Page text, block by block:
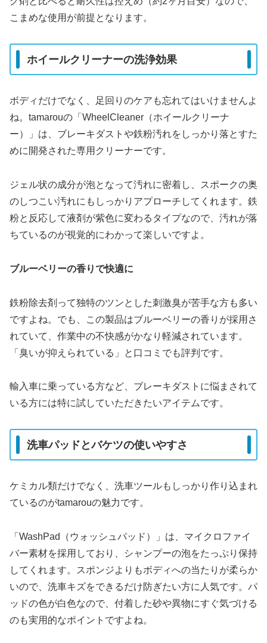
こまめな使用が前提となります。
ホイールクリーナーの洗浄効果
ボディだけでなく、足回りのケアも忘れてはいけませんよ
ね。tamarouの「WheelCleaner（ホイールクリーナ
ー）」は、ブレーキダストや鉄粉汚れをしっかり落とすた
めに開発された専用クリーナーです。
ジェル状の成分が泡となって汚れに密着し、スポークの奥
のしつこい汚れにもしっかりアプローチしてくれます。鉄
粉と反応して液剤が紫色に変わるタイプなので、汚れが落
ちているのが視覚的にわかって楽しいですよ。
ブルーベリーの香りで快適に
鉄粉除去剤って独特のツンとした刺激臭が苦手な方も多い
ですよね。でも、この製品はブルーベリーの香りが採用さ
れていて、作業中の不快感がかなり軽減されています。
「臭いが抑えられている」と口コミでも評判です。
輸入車に乗っている方など、ブレーキダストに悩まされて
いる方には特に試していただきたいアイテムです。
洗車パッドとバケツの使いやすさ
ケミカル類だけでなく、洗車ツールもしっかり作り込まれ
ているのがtamarouの魅力です。
「WashPad（ウォッシュパッド）」は、マイクロファイ
バー素材を採用しており、シャンプーの泡をたっぷり保持
してくれます。スポンジよりもボディへの当たりが柔らか
いので、洗車キズをできるだけ防ぎたい方に人気です。パ
ッドの色が白色なので、付着した砂や異物にすぐ気づける
のも実用的なポイントですよね。